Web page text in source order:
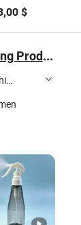
mit
$
Zhongshan Chengya Packaging Products Co., Ltd.